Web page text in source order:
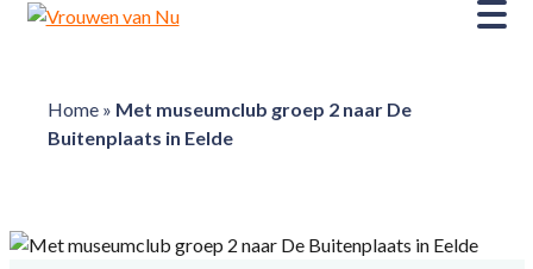
Home» Met museumclub groep 2 naar De
Buitenplaats in Eelde